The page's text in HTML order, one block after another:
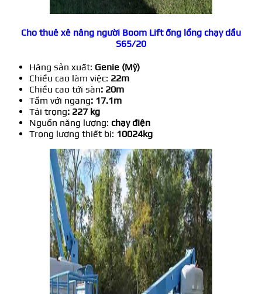
Cho thuê xê nâng người Boom Lift ống lồng chạy dầu
S65/20
Hãng sản xuất: Genie (Mỹ)
Chiều cao làm việc: 22m
Chiều cao tới sàn: 20m
Tầm với ngang: 17.1m
Tải trọng: 227 kg
Nguồn năng lượng: chạy điện
Trọng lượng thiết bị: 10024kg